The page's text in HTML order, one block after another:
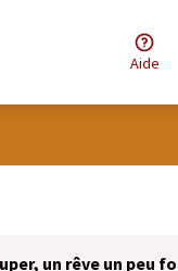
Aide
un rêve un peu